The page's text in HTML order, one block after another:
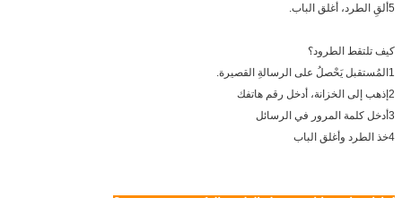
5ألقِ الطرد، أغلق الباب.
كيف تلتقط الطرود؟
1المُستقبل يَحْصلُ على الرسالةِ القصيرة.
2إذهب إلى الخزانة، أدخل رقم هاتفك
3أدخل كلمة المرور في الرسائل
4خذ الطرد وأغلق الباب